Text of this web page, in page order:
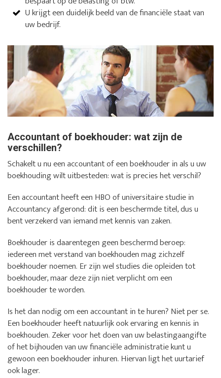
U krijgt een duidelijk beeld van de financiële staat van
uw bedrijf.
Accountant of boekhouder: wat zijn de
verschillen?
Schakelt u nu een accountant of een boekhouder in als u uw
boekhouding wilt uitbesteden: wat is precies het verschil?
Een accountant heeft een HBO of universitaire studie in
Accountancy afgerond: dit is een beschermde titel, dus u
bent verzekerd van iemand met kennis van zaken.
Boekhouder is daarentegen geen beschermd beroep:
iedereen met verstand van boekhouden mag zichzelf
boekhouder noemen. Er zijn wel studies die opleiden tot
boekhouder, maar deze zijn niet verplicht om een
boekhouder te worden.
Is het dan nodig om een accountant in te huren? Niet per se.
Een boekhouder heeft natuurlijk ook ervaring en kennis in
boekhouden. Zeker voor het doen van uw belastingaangifte
of het bijhouden van uw financiële administratie kunt u
gewoon een boekhouder inhuren. Hiervan ligt het uurtarief
ook lager.